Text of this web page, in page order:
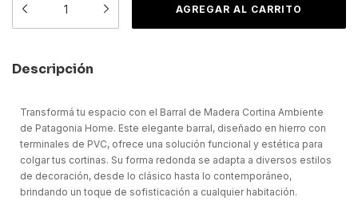
Descripción
Transformá tu espacio con el Barral de Madera Cortina Ambiente
de Patagonia Home. Este elegante barral, diseñado en hierro con
terminales de PVC, ofrece una solución funcional y estética para
colgar tus cortinas. Su forma redonda se adapta a diversos estilos
de decoración, desde lo clásico hasta lo contemporáneo,
brindando un toque de sofisticación a cualquier habitación.